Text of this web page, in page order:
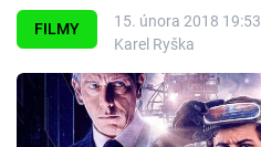
Témata
Filmy
FILMY
15. února 2018 19:53
Karel Ryška